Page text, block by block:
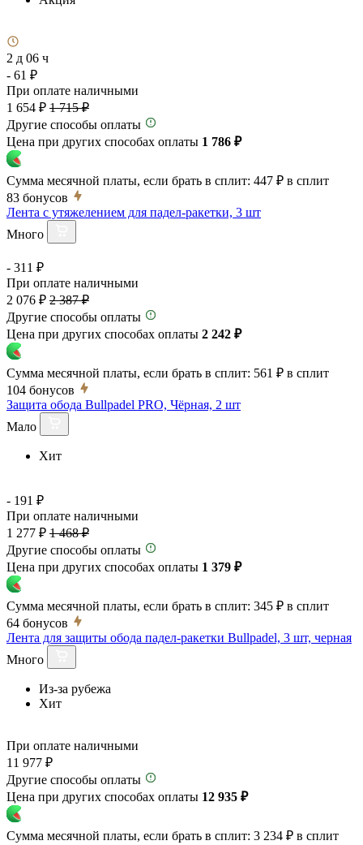
2 д 06 ч
- 61 ₽
При оплате наличными
1 654 ₽ 1 715 ₽
Другие способы оплаты
Цена при других способах оплаты 1 786 ₽
Сумма месячной платы, если брать в сплит: 447 ₽ в сплит
83 бонусов
Лента с утяжелением для падел-ракетки, 3 шт
Много
- 311 ₽
При оплате наличными
2 076 ₽ 2 387 ₽
Другие способы оплаты
Цена при других способах оплаты 2 242 ₽
Сумма месячной платы, если брать в сплит: 561 ₽ в сплит
104 бонусов
Защита обода Bullpadel PRO, Чёрная, 2 шт
Мало
Хит
- 191 ₽
При оплате наличными
1 277 ₽ 1 468 ₽
Другие способы оплаты
Цена при других способах оплаты 1 379 ₽
Сумма месячной платы, если брать в сплит: 345 ₽ в сплит
64 бонусов
Лента для защиты обода падел-ракетки Bullpadel, 3 шт, черная
Много
Из-за рубежа
Хит
При оплате наличными
11 977 ₽
Другие способы оплаты
Цена при других способах оплаты 12 935 ₽
Сумма месячной платы, если брать в сплит: 3 234 ₽ в сплит